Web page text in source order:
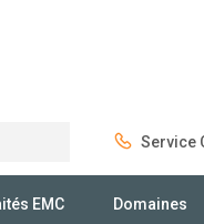
Service
EMC Domaines